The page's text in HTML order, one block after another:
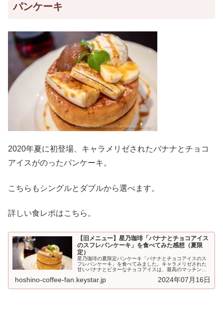
パンケーキ
2020年夏に初登場、キャラメリゼされたバナナとチョコ
アイスがのったパンケーキ。
こちらもシングルとダブルから選べます。
詳しい食レポはこちら。
【旧メニュー】星乃珈琲「バナナとチョコアイス
のスフレパンケーキ」を食べてみた感想（夏限
定）
星乃珈琲の夏限定パンケーキ「バナナとチョコアイスのス
フレパンケーキ」を食べてみました。キャラメリゼされた
甘いバナナとビターなチョコアイスは、最高のマッチング
年最...
hoshino-coffee-fan.keystar.jp 2024年07月16日